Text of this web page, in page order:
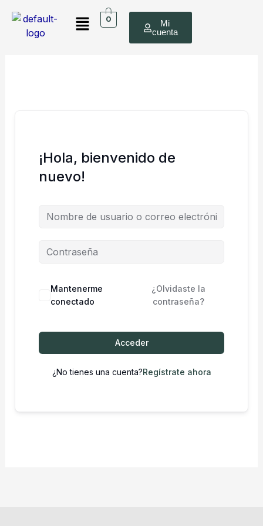
contenido
Menú0
Mi
cuenta
¡Hola, bienvenido de
nuevo!
Mantenerme
conectado
¿Olvidaste la
contraseña?
Acceder
¿No tienes una cuenta?Regístrate ahora